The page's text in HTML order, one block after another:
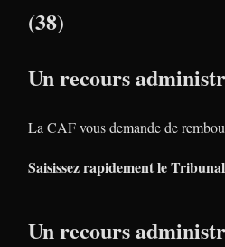
(38)
Un recours
La CAF vous demande de
Saisissez rapidement le
Un recours